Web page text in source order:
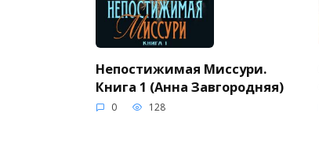
Непостижимая Миссури.
Книга 1 (Анна Завгородняя)
0 128